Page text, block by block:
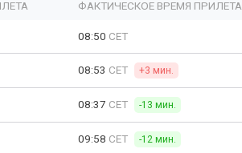
ФАКТИЧЕСКОЕ ВРЕМЯ ПРИЛЕТА
08:50 CET
08:53 CET +3 мин.
08:37 CET -13 мин.
09:58 CET -12 мин.